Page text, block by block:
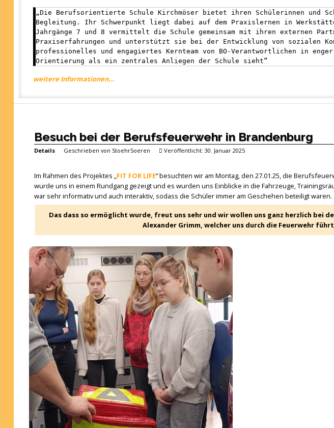
„Die Berufsorientierte Schule Kirchmöser bietet ihren Schülerinnen
Begleitung. Ihr Schwerpunkt liegt dabei auf dem Praxislernen in
Jahrgänge 7 und 8 vermittelt die Schule gemeinsam mit ihren externen
Praxiserfahrungen und unterstützt sie bei der Entwicklung von sozialen
professionelles und engagiertes Kernteam von BO-Verantwortlichen in
Orientierung als ein zentrales Anliegen der Schule sieht“
weitere Informationen...
Besuch bei der Berufsfeuerwehr in Brandenburg
Details Geschrieben von StoehrSoeren Veröffentlicht: 30. Januar 2025
Im Rahmen des Projektes „FIT FOR LIFE“ besuchten wir am Montag, den 27.01.25, die
wurde uns in einem Rundgang gezeigt und es wurden uns Einblicke in die Fahrzeuge,
war sehr informativ und auch interaktiv, sodass die Schüler immer am Geschehen beteiligt waren.
Das dass so ermöglicht wurde, freut uns sehr und wir wollen uns ganz herzlich bei
Alexander Grimm, welcher uns durch die Feuerwehr